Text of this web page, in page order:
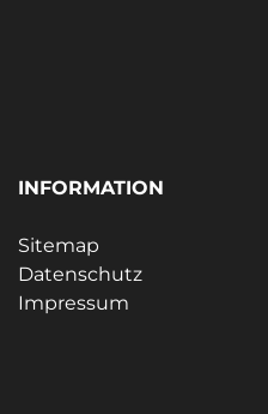
INFORMATION
Sitemap
Datenschutz
Impressum